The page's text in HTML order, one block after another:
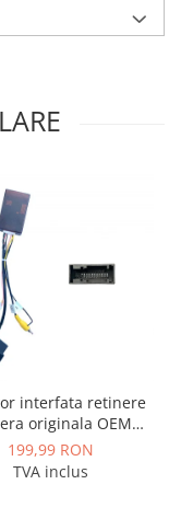
interfata retinere
originala OEM
VAG Volkswagen,
- AD-BGCWCOEM
199,99 RON
TVA inclus